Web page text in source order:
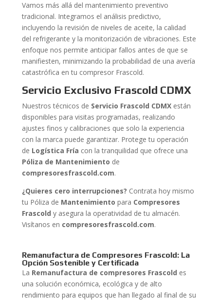
Vamos más allá del mantenimiento preventivo
tradicional. Integramos el análisis predictivo,
incluyendo la revisión de niveles de aceite, la calidad
del refrigerante y la monitorización de vibraciones. Este
enfoque nos permite anticipar fallos antes de que se
manifiesten, minimizando la probabilidad de una avería
catastrófica en tu compresor Frascold.
Servicio Exclusivo Frascold CDMX
Nuestros técnicos de Servicio Frascold CDMXestán
disponibles para visitas programadas, realizando
ajustes finos y calibraciones que solo la experiencia
con la marca puede garantizar. Protege tu operación
de Logística Fría con la tranquilidad que ofrece una
Póliza de Mantenimiento de
compresoresfrascold.com.
¿Quieres cero interrupciones? Contrata hoy mismo
tu Póliza de Mantenimiento para Compresores
Frascold y asegura la operatividad de tu almacén.
Visítanos en compresoresfrascold.com.
Remanufactura de Compresores Frascold: La
Opción Sostenible y Certificada
La Remanufactura de compresores Frascold es
una solución económica, ecológica y de alto
rendimiento para equipos que han llegado al final de su